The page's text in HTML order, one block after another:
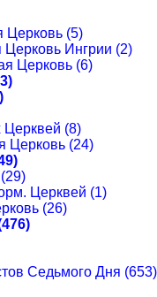
Церковь (5)
Церковь Ингрии (2)
Церковь (6)
Церквей (8)
Церковь (24)
Церквей (1)
(26)
Седьмого Дня (653)